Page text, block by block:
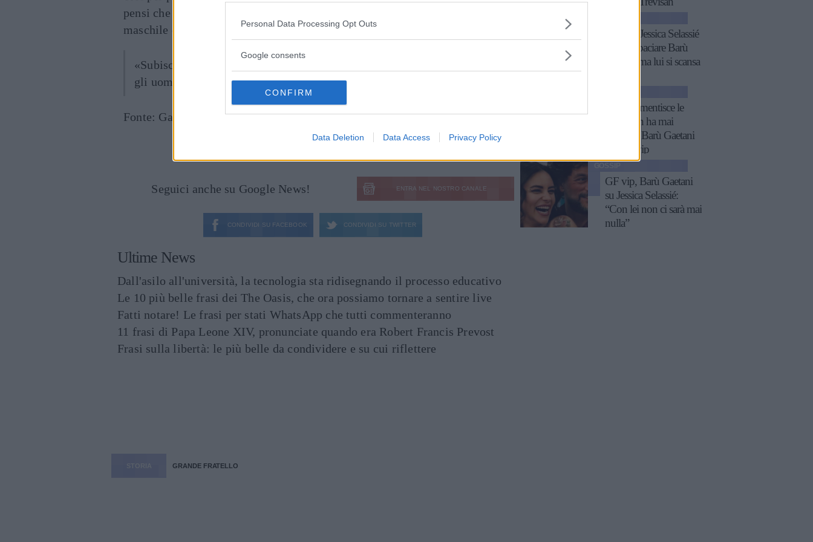
Personal Data Processing Opt Outs
Google consents
CONFIRM
Data Deletion Data Access Privacy Policy
pensi che Adriana sia una ragazza che si mostri o che ceda al fascino
maschile di chiunque, come ha affermato:
«Subisco il fascino del fisico da calciatore, ma detesto i dongiovanni e
gli uomini dall’aspetto troppo curato, perché l’uomo ha da fa’ l’omm.»
Fonte: Gay TV, Tgcom.
Articolo originale pubblicato il 28 ottobre 2011
Seguici anche su Google News! ENTRA NEL NOSTRO CANALE
CONDIVIDI SU FACEBOOK CONDIVIDI SU TWITTER
Ultime News
Dall'asilo all'università, la tecnologia sta ridisegnando il processo educativo
Le 10 più belle frasi dei The Oasis, che ora possiamo tornare a sentire live
Fatti notare! Le frasi per stati WhatsApp che tutti commenteranno
11 frasi di Papa Leone XIV, pronunciate quando era Robert Francis Prevost
Frasi sulla libertà: le più belle da condividere e su cui riflettere
GRANDE FRATELLO
GF vip, Jessica Selassié
prova a baciare Barù
Gaetani ma lui si scansa
Noemi smentisce le
voci, non ha mai
diffidato Barù Gaetani
del GF vip
GF vip, Barù Gaetani
su Jessica Selassié:
“Con lei non ci sarà mai
nulla”